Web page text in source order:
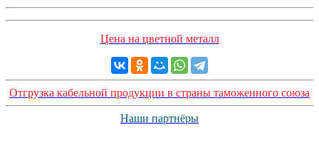
Цена на цветной металл
Отгрузка кабельной продукции в страны таможенного союза
Наши партнёры